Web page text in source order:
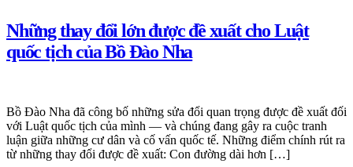
Những thay đổi lớn được đề xuất cho Luật
quốc tịch của Bồ Đào Nha
Bồ Đào Nha đã công bố những sửa đổi quan trọng được đề xuất đối
với Luật quốc tịch của mình — và chúng đang gây ra cuộc tranh
luận giữa những cư dân và cố vấn quốc tế. Những điểm chính rút ra
từ những thay đổi được đề xuất: Con đường dài hơn […]